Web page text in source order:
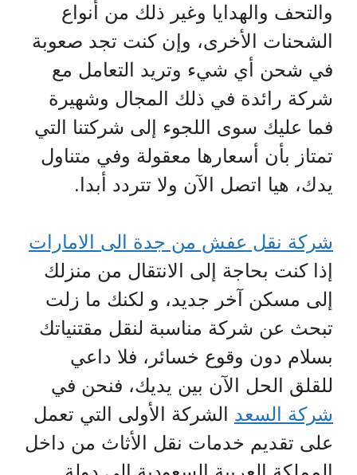
والتحف والهدايا وغير ذلك من أنواع
الشحنات الأخرى، وإن كنت تجد صعوبة
في شحن أي شيء وتريد التعامل مع
شركة رائدة في ذلك المجال وشهيرة
فما عليك سوى اللجوء إلى شركتنا التي
تمتاز بأن أسعارها معقولة وفي متناول
يدك، هيا اتصل الآن ولا تتردد أبدا.
شركة نقل عفش من جدة الى الامارات
إذا كنت بحاجة إلى الانتقال من منزلك
إلى مسكن آخر جديد، و لكنك ما زلت
تبحث عن شركة مناسبة لنقل مقتنياتك
بسلام دون وقوع خسائر، فلا داعي
للقلق الحل الآن بين يديك، فنحن في
شركة السعد الشركة الأولى التي تعمل
على تقديم خدمات نقل الأثاث من داخل